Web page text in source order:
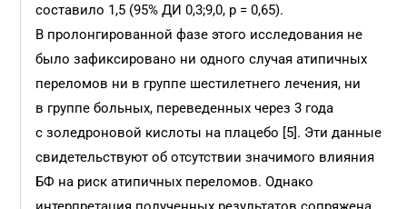
составило 1,5 (95% ДИ 0,3;9,0, р = 0,65).
В пролонгированной фазе этого исследования не
было зафиксировано ни одного случая атипичных
переломов ни в группе шестилетнего лечения, ни
в группе больных, переведенных через 3 года
с золедроновой кислоты на плацебо [5]. Эти данные
свидетельствуют об отсутствии значимого влияния
БФ на риск атипичных переломов. Однако